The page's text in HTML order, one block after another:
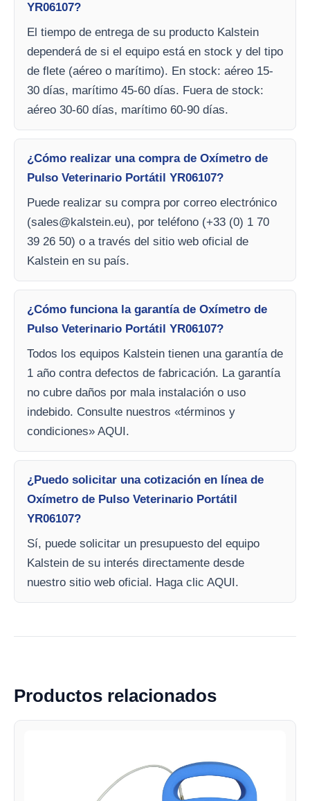
YR06107?
El tiempo de entrega de su producto Kalstein
dependerá de si el equipo está en stock y del tipo
de flete (aéreo o marítimo). En stock: aéreo 15-
30 días, marítimo 45-60 días. Fuera de stock:
aéreo 30-60 días, marítimo 60-90 días.
¿Cómo realizar una compra de Oxímetro de
Pulso Veterinario Portátil YR06107?
Puede realizar su compra por correo electrónico
(sales@kalstein.eu), por teléfono (+33 (0) 1 70
39 26 50) o a través del sitio web oficial de
Kalstein en su país.
¿Cómo funciona la garantía de Oxímetro de
Pulso Veterinario Portátil YR06107?
Todos los equipos Kalstein tienen una garantía de
1 año contra defectos de fabricación. La garantía
no cubre daños por mala instalación o uso
indebido. Consulte nuestros «términos y
condiciones» AQUI.
¿Puedo solicitar una cotización en línea de
Oxímetro de Pulso Veterinario Portátil
YR06107?
Sí, puede solicitar un presupuesto del equipo
Kalstein de su interés directamente desde
nuestro sitio web oficial. Haga clic AQUI.
Productos relacionados